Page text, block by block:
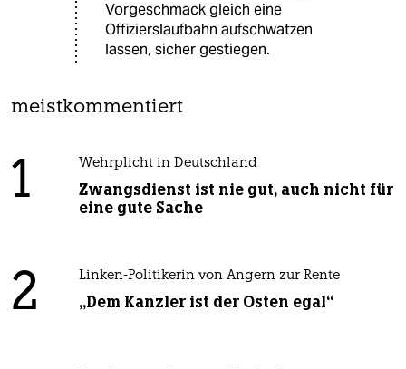
Vorgeschmack gleich eine
Offizierslaufbahn aufschwatzen
lassen, sicher gestiegen.
meistkommentiert
1 Wehrplicht in Deutschland
Zwangsdienst ist nie gut, auch nicht für
eine gute Sache
2 Linken-Politikerin von Angern zur Rente
„Dem Kanzler ist der Osten egal“